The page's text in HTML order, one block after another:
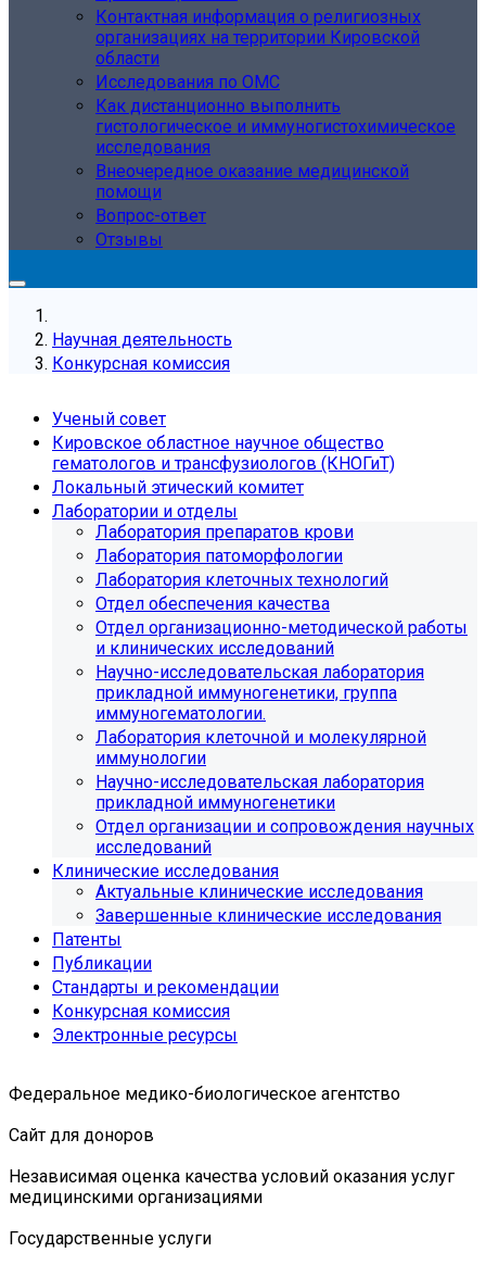
Контактная информация о религиозных
организациях на территории Кировской
области
Исследования по ОМС
Как дистанционно выполнить
гистологическое и иммуногистохимическое
исследования
Внеочередное оказание медицинской
помощи
Вопрос-ответ
Отзывы
Научная деятельность
Конкурсная комиссия
Ученый совет
Кировское областное научное общество
гематологов и трансфузиологов (КНОГиТ)
Локальный этический комитет
Лаборатории и отделы
Лаборатория препаратов крови
Лаборатория патоморфологии
Лаборатория клеточных технологий
Отдел обеспечения качества
Отдел организационно-методической работы
и клинических исследований
Научно-исследовательская лаборатория
прикладной иммуногенетики, группа
иммуногематологии.
Лаборатория клеточной и молекулярной
иммунологии
Научно-исследовательская лаборатория
прикладной иммуногенетики
Отдел организации и сопровождения научных
исследований
Клинические исследования
Актуальные клинические исследования
Завершенные клинические исследования
Патенты
Публикации
Стандарты и рекомендации
Конкурсная комиссия
Электронные ресурсы
Федеральное медико-биологическое агентство
Сайт для доноров
Независимая оценка качества условий оказания услуг
медицинскими организациями
Государственные услуги